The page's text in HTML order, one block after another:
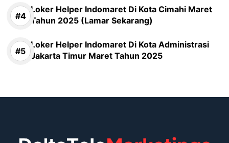
Loker Helper Indomaret Di Kota Cimahi Maret
Tahun 2025 (Lamar Sekarang)
Loker Helper Indomaret Di Kota Administrasi
Jakarta Timur Maret Tahun 2025